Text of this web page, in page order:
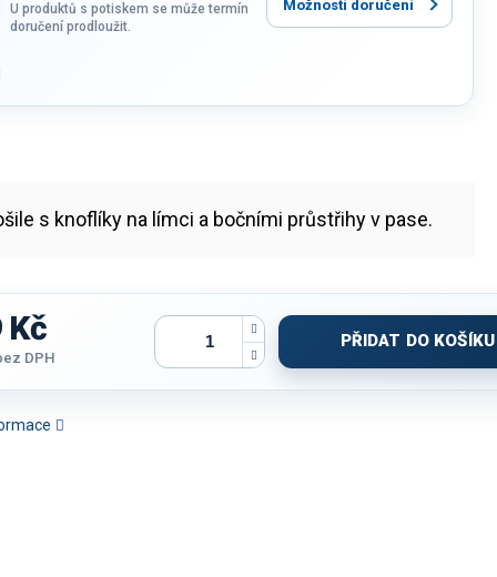
U produktů s potiskem se může termín
doručení prodloužit.
Možnosti doručení
s knoflíky na límci a bočními průstřihy v pase.
Kč
DPH
PŘIDAT DO KOŠÍKU